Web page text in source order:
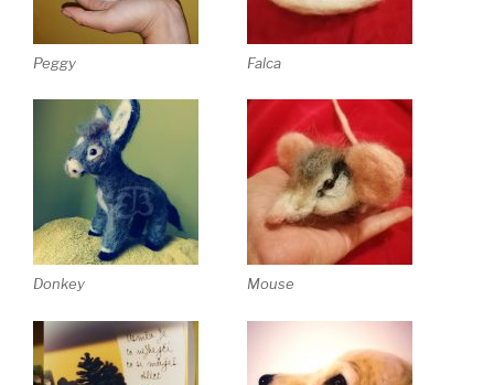
Peggy Falca
Donkey Mouse